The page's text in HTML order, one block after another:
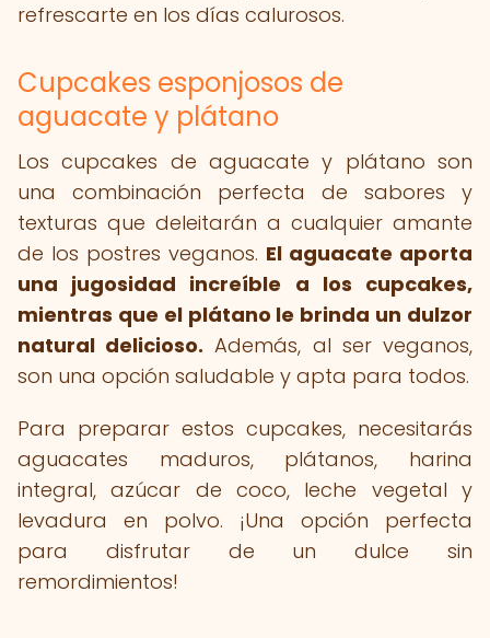
refrescarte en los días calurosos.
Cupcakes esponjosos de
aguacate y plátano
Los cupcakes de aguacate y plátano son
una combinación perfecta de sabores y
texturas que deleitarán a cualquier amante
de los postres veganos. El aguacate aporta
una jugosidad increíble a los cupcakes,
mientras que el plátano le brinda un dulzor
natural delicioso. Además, al ser veganos,
son una opción saludable y apta para todos.
Para preparar estos cupcakes, necesitarás
aguacates maduros, plátanos, harina
integral, azúcar de coco, leche vegetal y
levadura en polvo. ¡Una opción perfecta
para disfrutar de un dulce sin
remordimientos!